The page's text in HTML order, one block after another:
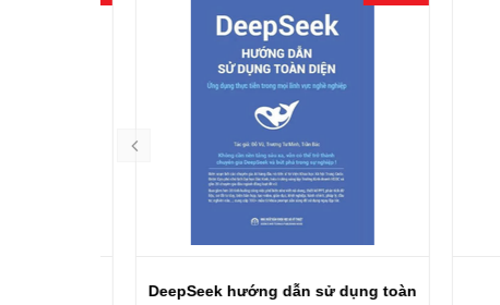
DeepSeek hướng dẫn sử dụng toàn